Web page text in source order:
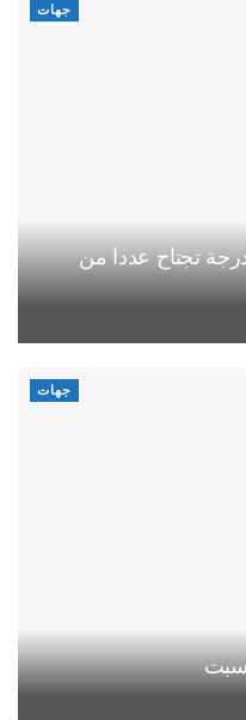
جهات
حر شديدة تصل إلى 47 درجة تجتاح عددا من
جهات